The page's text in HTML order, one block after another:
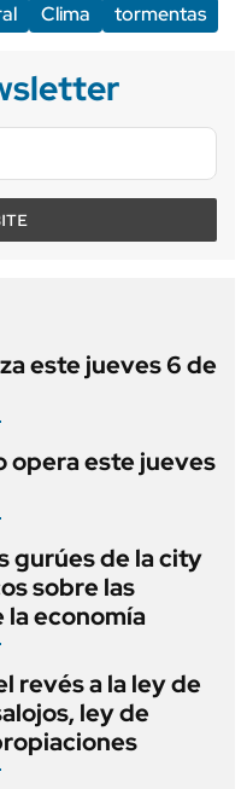
Clima tormentas
este jueves 6 de
opera este jueves
gurúes de la city
sobre las
economía
revés a la ley de
ley de